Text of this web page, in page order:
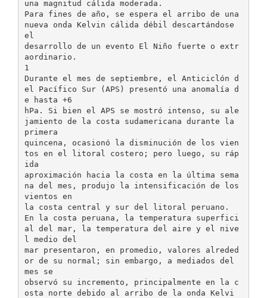
una magnitud cálida moderada.
Para fines de año, se espera el arribo de una
nueva onda Kelvin cálida débil descartándose
el
desarrollo de un evento El Niño fuerte o extr
aordinario.
1
Durante el mes de septiembre, el Anticiclón d
el Pacífico Sur (APS) presentó una anomalía d
e hasta +6
hPa. Si bien el APS se mostró intenso, su ale
jamiento de la costa sudamericana durante la
primera
quincena, ocasionó la disminución de los vien
tos en el litoral costero; pero luego, su ráp
ida
aproximación hacia la costa en la última sema
na del mes, produjo la intensificación de los
vientos en
la costa central y sur del litoral peruano.
En la costa peruana, la temperatura superfici
al del mar, la temperatura del aire y el nive
l medio del
mar presentaron, en promedio, valores alreded
or de su normal; sin embargo, a mediados del
mes se
observó su incremento, principalmente en la c
osta norte debido al arribo de la onda Kelvi